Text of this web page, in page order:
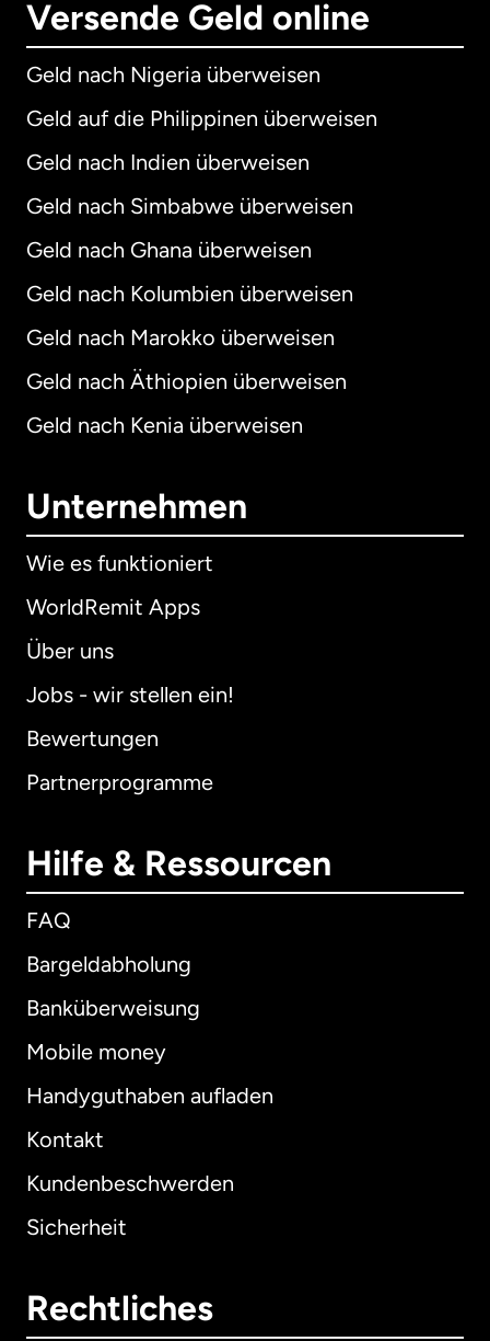
Versende Geld online
Geld nach Nigeria überweisen
Geld auf die Philippinen überweisen
Geld nach Indien überweisen
Geld nach Simbabwe überweisen
Geld nach Ghana überweisen
Geld nach Kolumbien überweisen
Geld nach Marokko überweisen
Geld nach Äthiopien überweisen
Geld nach Kenia überweisen
Unternehmen
Wie es funktioniert
WorldRemit Apps
Über uns
Jobs - wir stellen ein!
Bewertungen
Partnerprogramme
Hilfe & Ressourcen
FAQ
Bargeldabholung
Banküberweisung
Mobile money
Handyguthaben aufladen
Kontakt
Kundenbeschwerden
Sicherheit
Rechtliches